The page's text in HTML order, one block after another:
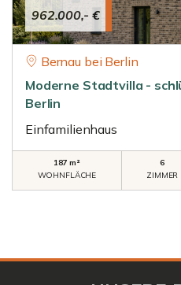
962.000,- €
Bernau bei Berlin
Moderne Stadtvilla -
Berlin
Einfamilienhaus
187 m²
WOHNFLÄCHE
6
ZIMMER